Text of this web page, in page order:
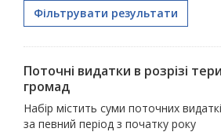
Фільтрувати результати
Поточні видатки в розрізі
громад
Набір містить суми поточних
за певний період з початку року